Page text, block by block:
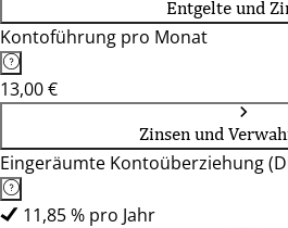
Entgelte und
Kontoführung pro Monat
13,00 €
Zinsen und
Eingeräumte Kontoüberziehung
11,85 % pro Jahr